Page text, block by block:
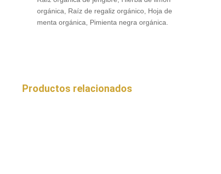
orgánica, Raíz de regaliz orgánico, Hoja de
menta orgánica, Pimienta negra orgánica.
Productos relacionados